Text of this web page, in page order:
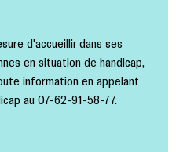
d'accueillir dans ses
en situation de handicap,
information en appelant
au 07-62-91-58-77.